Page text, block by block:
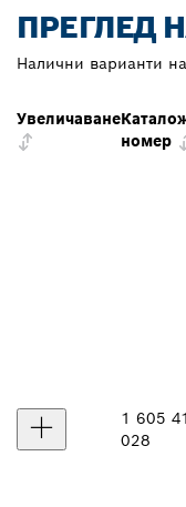
ПРЕГЛЕД
Налични варианти
Увеличаване
номер
1 605
028